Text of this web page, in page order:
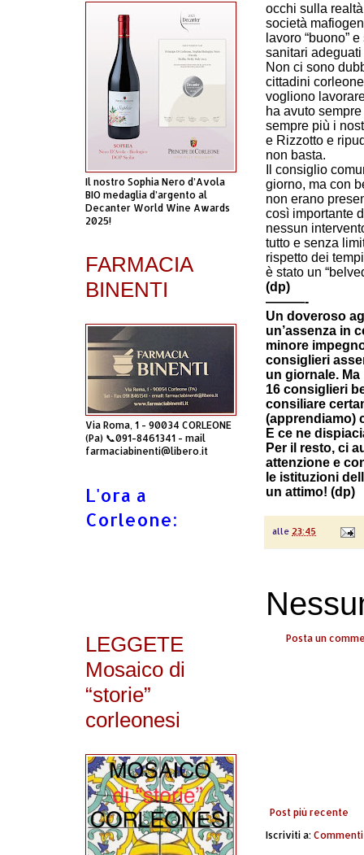
occhi sulla
società
lavoro “buono”
sanitari
Non ci sono
cittadini
vogliono
ha avuto
sempre più i
e Rizzotto e
non basta.
Il consiglio
giorno, ma con
non erano
così importante
nessun
tutto e senza
rispetto dei
è stato un
(dp)
———-
Un doveroso
un’assenza in
minore
consiglieri
un giornale.
16 consiglieri
consiliare
(apprendiamo)
E ce ne
Per il resto, ci
attenzione e
le istituzioni
un attimo! (dp)
alle 23:45
Posta un
Post più recente
Iscriviti a:
Il nostro Sophia Nero d’Avola
BIO medaglia d’argento al
Decanter World Wine Awards
2025!
FARMACIA
BINENTI
Via Roma, 1 - 90034 CORLEONE
(Pa) 📞091-8461341 - mail
farmaciabinenti@libero.it
L'ora a
Corleone:
LEGGETE
Mosaico di
“storie”
corleonesi